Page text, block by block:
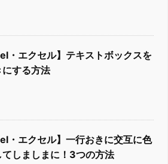
・エクセル】テキストボックスを
する方法
・エクセル】一行おきに交互に色
てしましまに！3つの方法